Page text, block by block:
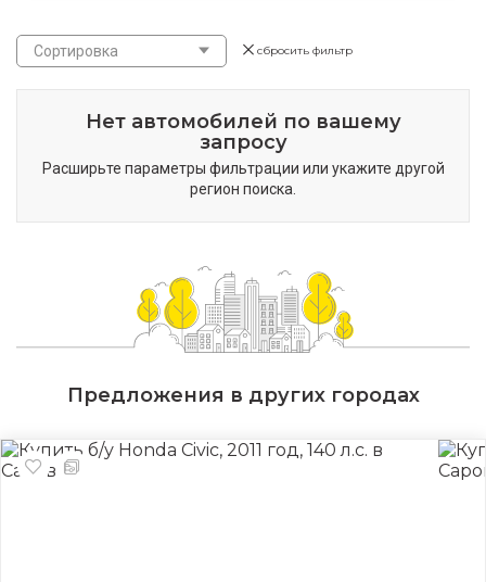
Сортировка сбросить фильтр
Нет автомобилей по вашему
запросу
Расширьте параметры фильтрации или укажите другой
регион поиска.
Предложения в других городах